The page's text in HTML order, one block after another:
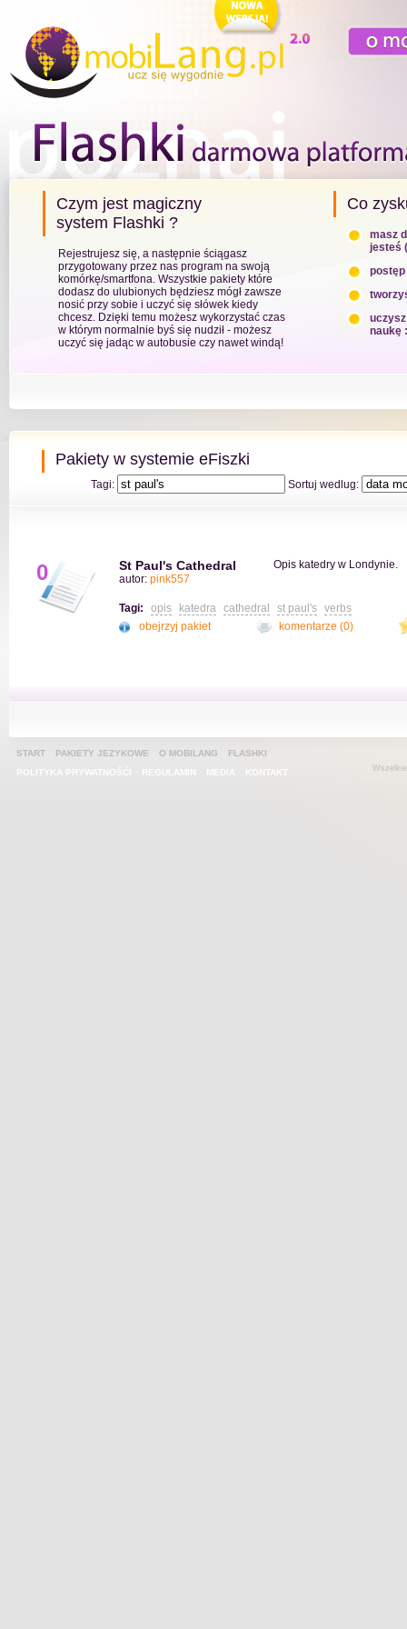
Czym jest magiczny
system Flashki ?
Rejestrujesz się, a następnie ściągasz
przygotowany przez nas program na swoją
komórkę/smartfona. Wszystkie pakiety które
dodasz do ulubionych będziesz mógł zawsze
nosić przy sobie i uczyć się słówek kiedy
chcesz. Dzięki temu możesz wykorzystać czas
w którym normalnie byś się nudził - możesz
uczyć się jadąc w autobusie czy nawet windą!
Co
masz
jesteś
postęp
uczysz
naukę
Pakiety w systemie eFiszki
Tagi: Sortuj wedlug:
0 St Paul's Cathedral
autor: pink557
Opis katedry w Londynie.
Tagi: opis katedra cathedral st paul's verbs
obejrzyj pakiet
komentarze (0)
START PAKIETY JEZYKOWE O MOBILANG
FLASHKI
POLITYKA PRYWATNOŚĆI
REGULAMIN MEDIA KONTAKT